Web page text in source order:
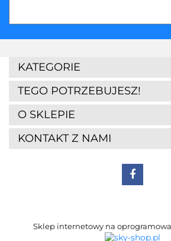
7Days
A4 Tech
KATEGORIE
TEGO POTRZEBUJESZ!
O SKLEPIE
KONTAKT Z NAMI
Sklep internetowy na